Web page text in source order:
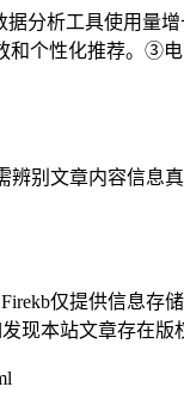
分析工具使用量
个性化推荐。③
辨别文章内容信息
仅提供信息存
现本站文章存在版